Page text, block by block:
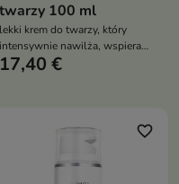
twarzy 100 ml
lekki krem do twarzy, który
intensywnie nawilża, wspiera
regenerację skóry i łagodzi
17,40 €
favorite_border